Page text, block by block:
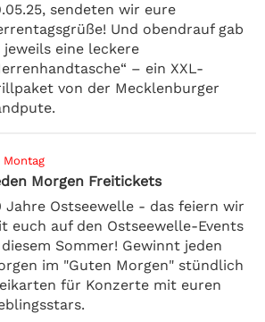
sendeten wir eure
Und obendrauf gab
jeweils eine leckere
– ein XXL-
von der Mecklenburger
Montag
Morgen Freitickets
Jahre Ostseewelle - das feiern wir
euch auf den Ostseewelle-Events
Sommer! Gewinnt jeden
im "Guten Morgen" stündlich
für Konzerte mit euren